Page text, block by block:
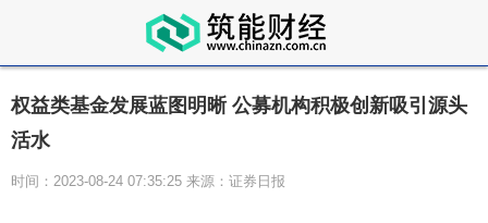
权益类基金发展蓝图明晰 公募机构积极创新吸引源头
活水
时间：2023-08-24 07:35:25 来源：证券日报